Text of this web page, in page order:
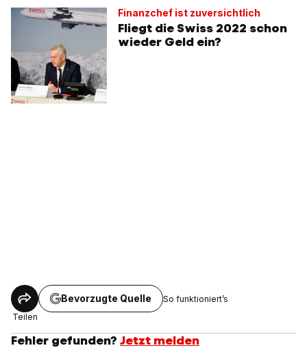
Finanzchef ist zuversichtlich
Fliegt die Swiss 2022 schon
wieder Geld ein?
Teilen
Bevorzugte Quelle So funktioniert’s
Fehler gefunden? Jetzt melden